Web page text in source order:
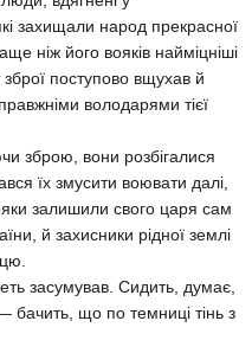
захищали народ прекрасної
ніж його вояків найміцніші
поступово вщухав й
володарями тієї
зброю, вони розбігалися
їх змусити воювати далі,
залишили свого царя сам
й захисники рідної землі
засумував. Сидить, думає,
бачить, що по темниці тінь з